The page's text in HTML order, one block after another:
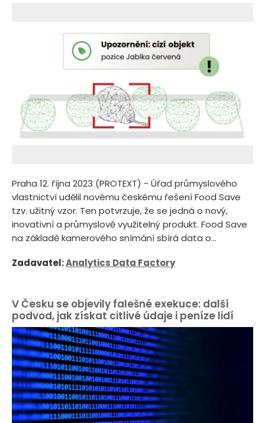
Praha 12. října 2023 (PROTEXT) - Úřad průmyslového
vlastnictví udělil novému českému řešení Food Save
tzv. užitný vzor. Ten potvrzuje, že se jedná o nový,
inovativní a průmyslově využitelný produkt. Food Save
na základě kamerového snímání sbírá data o...
Zadavatel:Analytics Data Factory
V Česku se objevily falešné exekuce: další
podvod, jak získat citlivé údaje i peníze lidí